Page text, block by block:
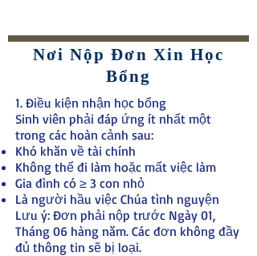
Nơi Nộp Đơn Xin Học
Bổng
1. Điều kiện nhận học bổng
Sinh viên phải đáp ứng ít nhất một
trong các hoàn cảnh sau:
Khó khăn về tài chính
Không thể đi làm hoặc mất việc làm
Gia đình có ≥ 3 con nhỏ
Là người hầu việc Chúa tình nguyện
Lưu ý: Đơn phải nộp trước Ngày 01,
Tháng 06 hàng năm. Các đơn không đầy
đủ thông tin sẽ bị loại.